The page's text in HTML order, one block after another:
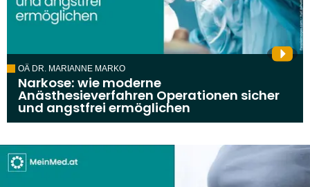
OÄ DR. MARIANNE MARKO
Narkose: wie moderne
Anästhesieverfahren Operationen sicher
und angstfrei ermöglichen